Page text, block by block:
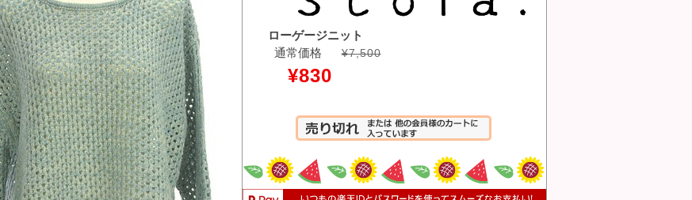
ローゲージニット
通常価格
¥7,500
¥830
カートへ入れる